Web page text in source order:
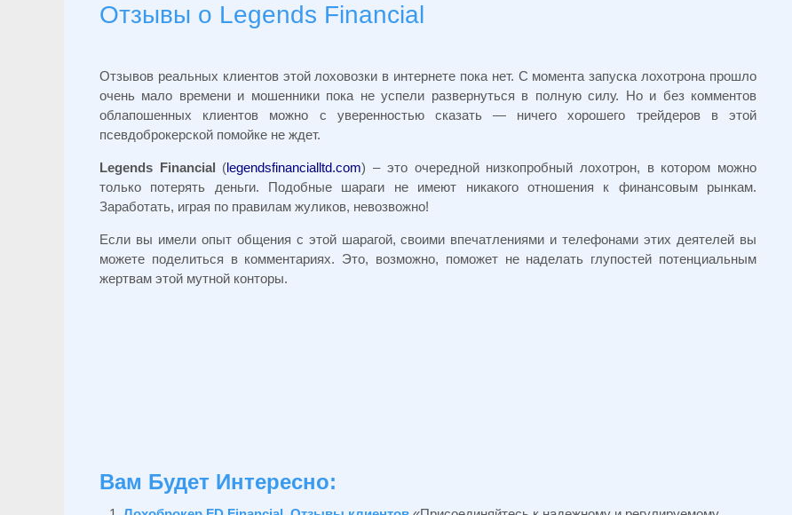
Отзывы о Legends Financial
Отзывов реальных клиентов этой лоховозки в интернете пока нет. С момента запуска лохотрона прошло
очень мало времени и мошенники пока не успели развернуться в полную силу. Но и без комментов
облапошенных клиентов можно с уверенностью сказать — ничего хорошего трейдеров в этой
псевдоброкерской помойке не ждет.
Legends Financial (legendsfinancialltd.com) – это очередной низкопробный лохотрон, в котором можно
только потерять деньги. Подобные шараги не имеют никакого отношения к финансовым рынкам.
Заработать, играя по правилам жуликов, невозвожно!
Если вы имели опыт общения с этой шарагой, своими впечатлениями и телефонами этих деятелей вы
можете поделиться в комментариях. Это, возможно, поможет не наделать глупостей потенциальным
жертвам этой мутной конторы.
Вам Будет Интересно: